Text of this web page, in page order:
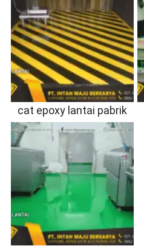
cat epoxy lantai pabrik